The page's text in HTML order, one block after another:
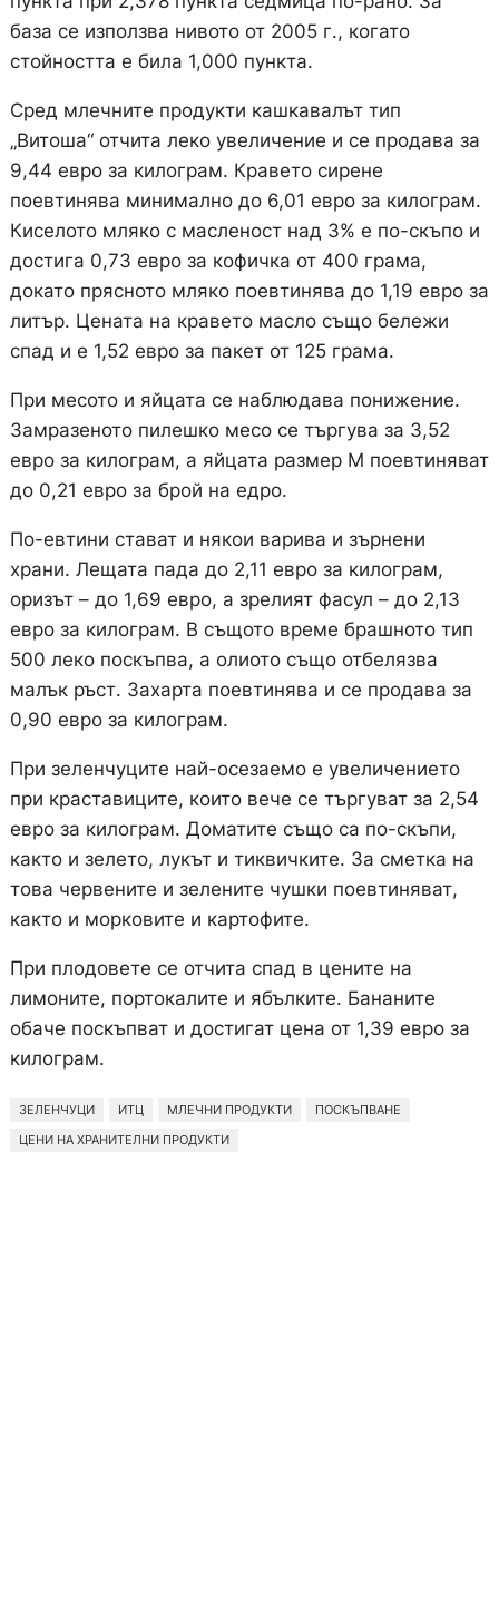
база се използва нивото от 2005 г., когато
стойността е била 1,000 пункта.
Сред млечните продукти кашкавалът тип
„Витоша“ отчита леко увеличение и се продава за
9,44 евро за килограм. Кравето сирене
поевтинява минимално до 6,01 евро за килограм.
Киселото мляко с масленост над 3% е по-скъпо и
достига 0,73 евро за кофичка от 400 грама,
докато прясното мляко поевтинява до 1,19 евро за
литър. Цената на кравето масло също бележи
спад и е 1,52 евро за пакет от 125 грама.
При месото и яйцата се наблюдава понижение.
Замразеното пилешко месо се търгува за 3,52
евро за килограм, а яйцата размер М поевтиняват
до 0,21 евро за брой на едро.
По-евтини стават и някои варива и зърнени
храни. Лещата пада до 2,11 евро за килограм,
оризът – до 1,69 евро, а зрелият фасул – до 2,13
евро за килограм. В същото време брашното тип
500 леко поскъпва, а олиото също отбелязва
малък ръст. Захарта поевтинява и се продава за
0,90 евро за килограм.
При зеленчуците най-осезаемо е увеличението
при краставиците, които вече се търгуват за 2,54
евро за килограм. Доматите също са по-скъпи,
както и зелето, лукът и тиквичките. За сметка на
това червените и зелените чушки поевтиняват,
както и морковите и картофите.
При плодовете се отчита спад в цените на
лимоните, портокалите и ябълките. Бананите
обаче поскъпват и достигат цена от 1,39 евро за
килограм.
ЗЕЛЕНЧУЦИ ИТЦ МЛЕЧНИ ПРОДУКТИ
ПОСКЪПВАНЕ
ЦЕНИ НА ХРАНИТЕЛНИ ПРОДУКТИ